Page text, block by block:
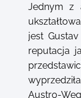
Jednym z
jest
reputacja
Austro-